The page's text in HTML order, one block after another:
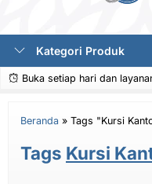
Kategori Produk
Buka setiap hari dan
Beranda » Tags "Kursi
Tags Kursi